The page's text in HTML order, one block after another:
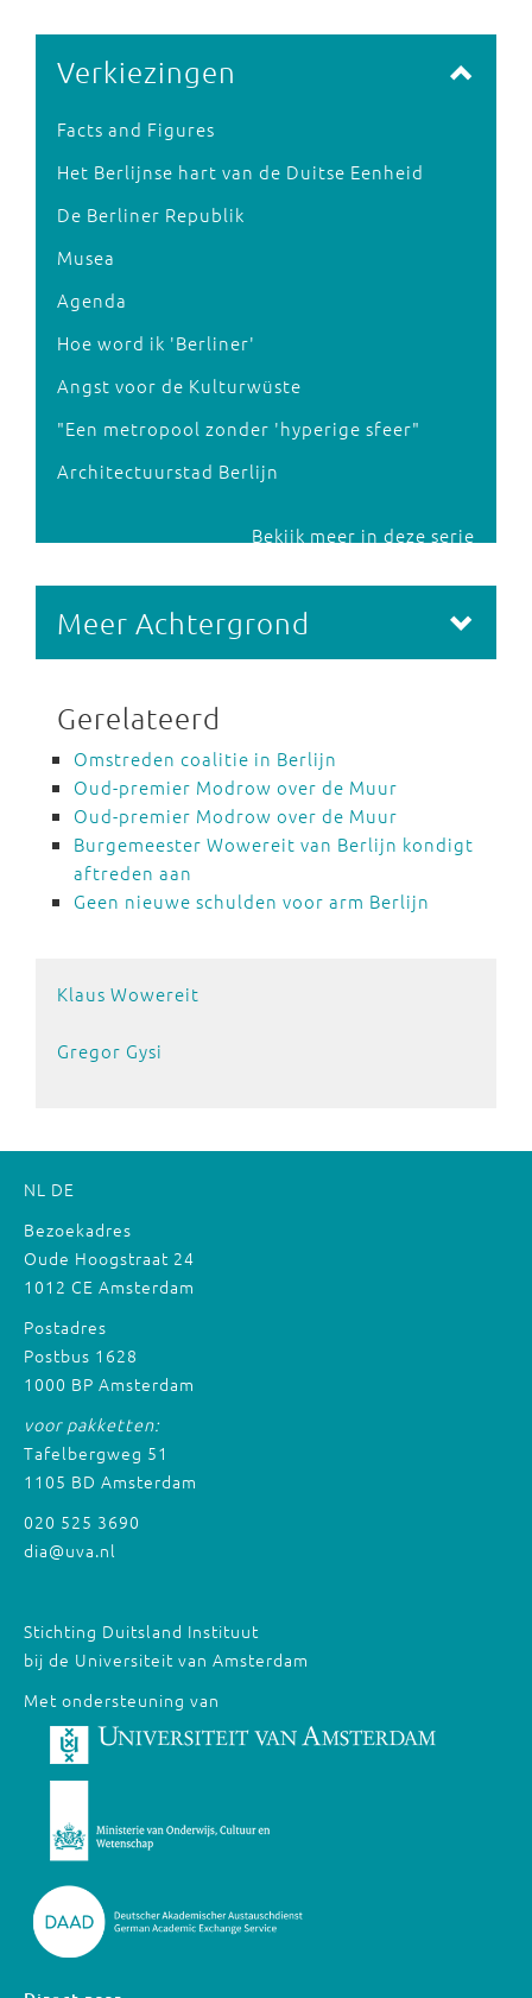
Verkiezingen
Facts and Figures
Het Berlijnse hart van de Duitse Eenheid
De Berliner Republik
Musea
Agenda
Hoe word ik 'Berliner'
Angst voor de Kulturwüste
"Een metropool zonder 'hyperige sfeer"
Architectuurstad Berlijn
Bekijk meer in deze serie
Meer Achtergrond
Gerelateerd
Omstreden coalitie in Berlijn
Oud-premier Modrow over de Muur
Oud-premier Modrow over de Muur
Burgemeester Wowereit van Berlijn kondigt
aftreden aan
Geen nieuwe schulden voor arm Berlijn
Klaus Wowereit
Gregor Gysi
NL DE
Bezoekadres
Oude Hoogstraat 24
1012 CE Amsterdam
Postadres
Postbus 1628
1000 BP Amsterdam
voor pakketten:
Tafelbergweg 51
1105 BD Amsterdam
020 525 3690
dia@uva.nl
Stichting Duitsland Instituut
bij de Universiteit van Amsterdam
Met ondersteuning van